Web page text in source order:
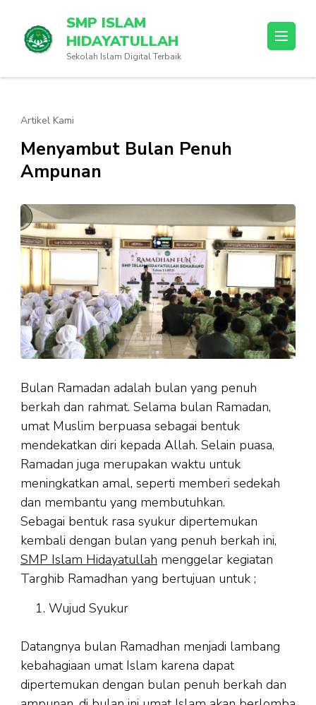
konten
SMP ISLAM
HIDAYATULLAH
Sekolah Islam Digital Terbaik
Artikel Kami
Menyambut Bulan Penuh
Ampunan
Bulan Ramadan adalah bulan yang penuh
berkah dan rahmat. Selama bulan Ramadan,
umat Muslim berpuasa sebagai bentuk
mendekatkan diri kepada Allah. Selain puasa,
Ramadan juga merupakan waktu untuk
meningkatkan amal, seperti memberi sedekah
dan membantu yang membutuhkan.
Sebagai bentuk rasa syukur dipertemukan
kembali dengan bulan yang penuh berkah ini,
SMP Islam Hidayatullah menggelar kegiatan
Targhib Ramadhan yang bertujuan untuk ;
Wujud Syukur
Datangnya bulan Ramadhan menjadi lambang
kebahagiaan umat Islam karena dapat
dipertemukan dengan bulan penuh berkah dan